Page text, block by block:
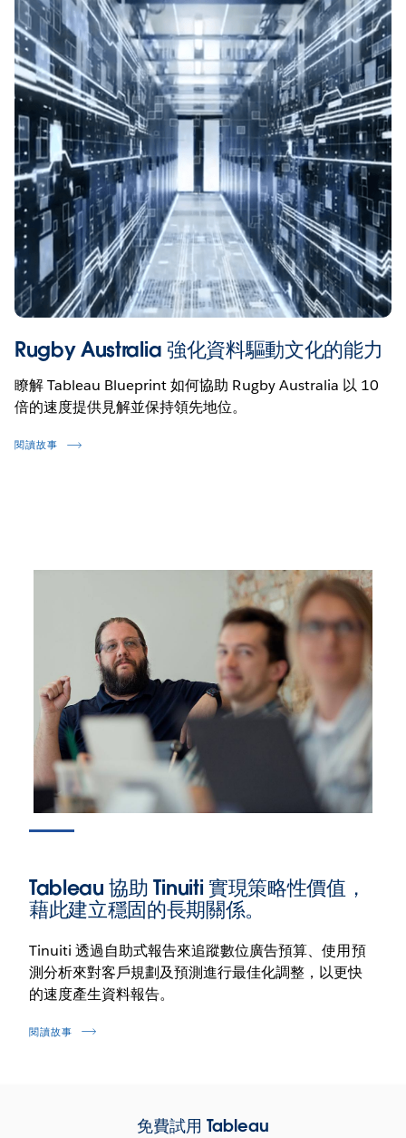
Rugby Australia 強化資料驅動文化的能力
瞭解 Tableau Blueprint 如何協助 Rugby Australia 以 10
倍的速度提供見解並保持領先地位。
閱讀故事
Tableau 協助 Tinuiti 實現策略性價值，
藉此建立穩固的長期關係。
Tinuiti 透過自助式報告來追蹤數位廣告預算、使用預
測分析來對客戶規劃及預測進行最佳化調整，以更快
的速度產生資料報告。
閱讀故事
免費試用 Tableau